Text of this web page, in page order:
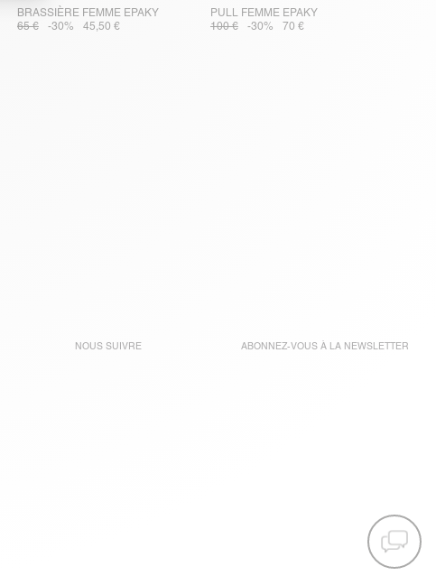
BRASSIÈRE FEMME EPAKY
65 €
-30% 45,50 €
PULL FEMME EPAKY
100 €
-30% 70 €
NOUS SUIVRE ABONNEZ-VOUS À LA NEWSLETTER